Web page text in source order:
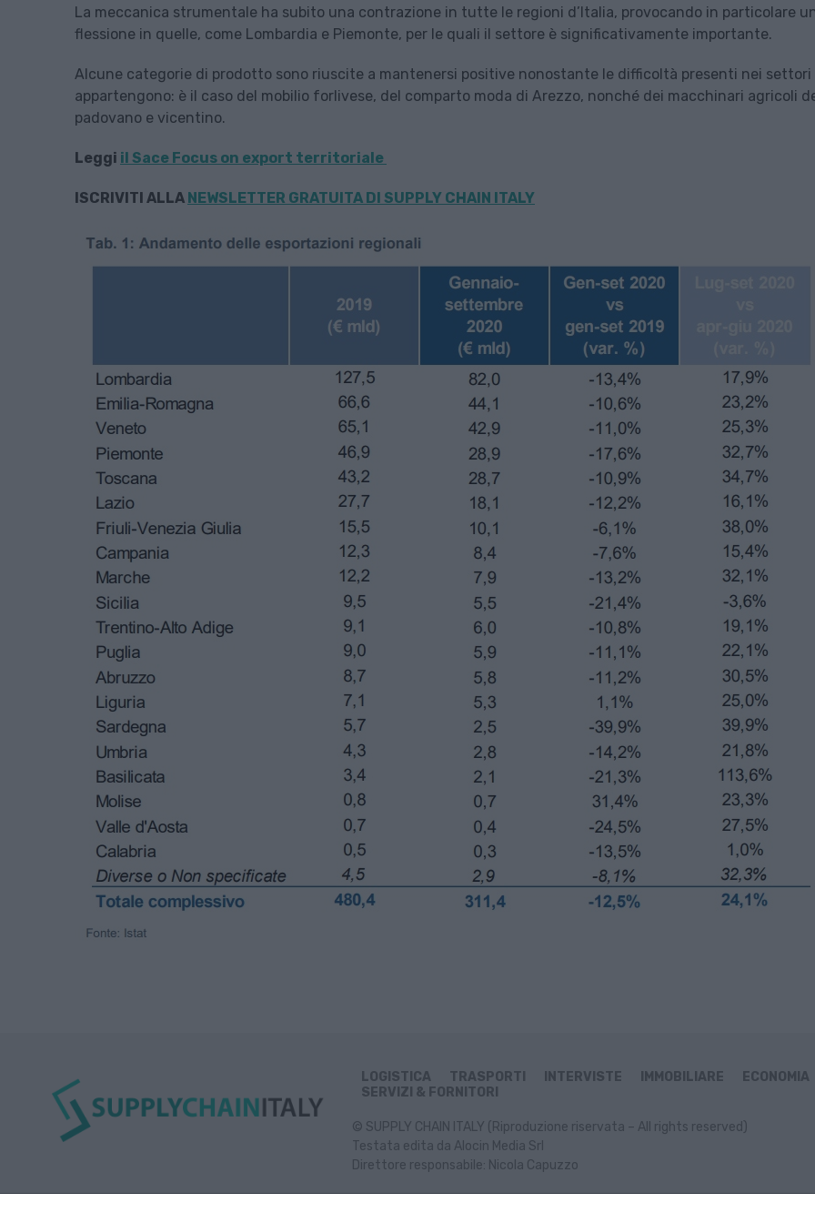
La meccanica strumentale ha subito una contrazione in tutte le regioni d’Italia, provocando in particolare
flessione in quelle, come Lombardia e Piemonte, per le quali il settore è significativamente importante.
Alcune categorie di prodotto sono riuscite a mantenersi positive nonostante le difficoltà presenti nei settori
appartengono: è il caso del mobilio forlivese, del comparto moda di Arezzo, nonché dei macchinari agricoli
padovano e vicentino.
Leggi il Sace Focus on export territoriale
ISCRIVITI ALLA NEWSLETTER GRATUITA DI SUPPLY CHAIN ITALY
LOGISTICA TRASPORTI INTERVISTE IMMOBILIARE ECONOMIA
SERVIZI & FORNITORI
© SUPPLY CHAIN ITALY (Riproduzione riservata – All rights reserved)
Testata edita da Alocin Media Srl
Direttore responsabile: Nicola Capuzzo